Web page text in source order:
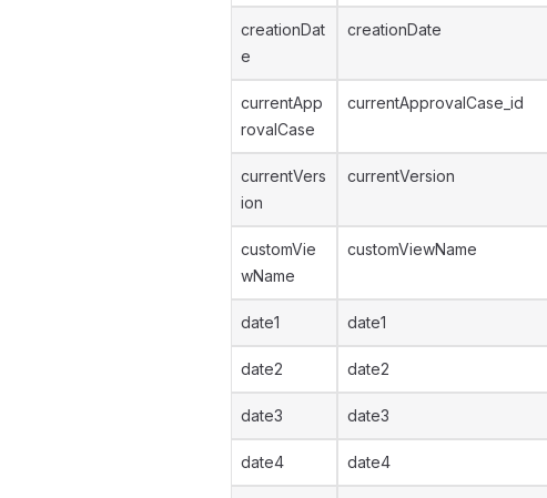
creationDat
e
creationDate
currentApp
rovalCase
currentApprovalCase_id
currentVers
ion
currentVersion
customVie
wName
customViewName
date1 date1
date2 date2
date3 date3
date4 date4